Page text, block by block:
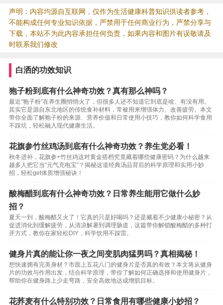
声明：内容均源自互联网，仅作为生活健康科普知识供读者参考，
不能构成任何专业知识依据，严禁用于任何商业行为，严禁分享与
下载，本站不为此内容承担任何负责，如果内容和图片有误敬请及
时联系我们修改
白洒的功效知识
狍子粉到底有什么神奇功效？真有那么神吗？
最近“狍子粉”在养生圈悄悄火了，但很多人还不知道它到底是啥、有没有用。
其实它是源自东北地区的传统食补材料，常被用来增强体力、改善疲劳。本文
带你全面了解狍子粉的来源、营养价值和日常使用小技巧，教你如何科学食用
不踩坑，轻松融入现代健康生活。
花旗参竹丝鸡汤到底有什么神奇功效？养生党必看！
秋冬进补，花旗参+竹丝鸡这对黄金搭档究竟藏着哪些健康密码？为什么越来
越多人把它当“元气充电宝”？揭秘这道经典汤品背后的科学原理和实用小妙
招，轻松get体质增强秘诀！
酸梅醋到底有什么神奇功效？日常养生能用它做什么妙
招？
夏天一到，酸梅醋又火了！它真的只是好喝吗？还是藏着不少健康小秘密？从
促进消化到缓解疲劳，从清凉解暑到调理肠道，这篇带你解锁酸梅醋的多种打
开方式，教你在家轻松DIY，科学饮用不踩雷。
健身片真的能让你一夜之间变肌肉猛男吗？真相揭秘！
想快速拥有完美身材？市面上五花八门的健身片是否真的有效？本文将从健身
片的功效与作用出发，结合科学原理，带你了解如何正确选择和使用健身片，
帮助你在健身路上少走弯路，安全高效地达成增肌目标。
花荞麦有什么特别功效？日常食用有哪些健康小妙招？